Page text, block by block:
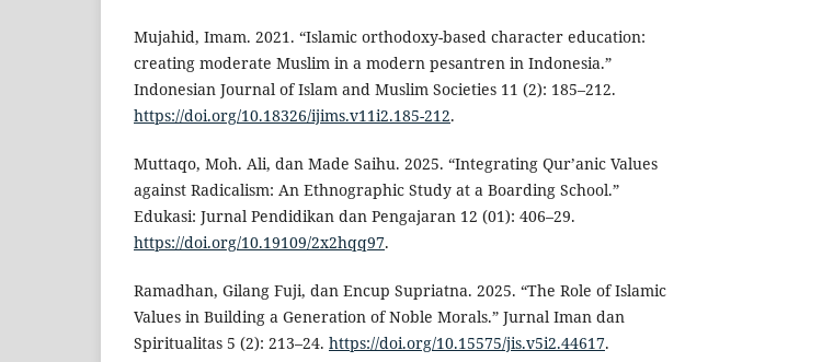
Mujahid, Imam. 2021. “Islamic orthodoxy-based character education:
creating moderate Muslim in a modern pesantren in Indonesia.”
Indonesian Journal of Islam and Muslim Societies 11 (2): 185–212.
https://doi.org/10.18326/ijims.v11i2.185-212.
Muttaqo, Moh. Ali, dan Made Saihu. 2025. “Integrating Qur’anic Values
against Radicalism: An Ethnographic Study at a Boarding School.”
Edukasi: Jurnal Pendidikan dan Pengajaran 12 (01): 406–29.
https://doi.org/10.19109/2x2hqq97.
Ramadhan, Gilang Fuji, dan Encup Supriatna. 2025. “The Role of Islamic
Values in Building a Generation of Noble Morals.” Jurnal Iman dan
Spiritualitas 5 (2): 213–24. https://doi.org/10.15575/jis.v5i2.44617.